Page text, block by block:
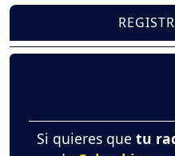
Si quieres que tu